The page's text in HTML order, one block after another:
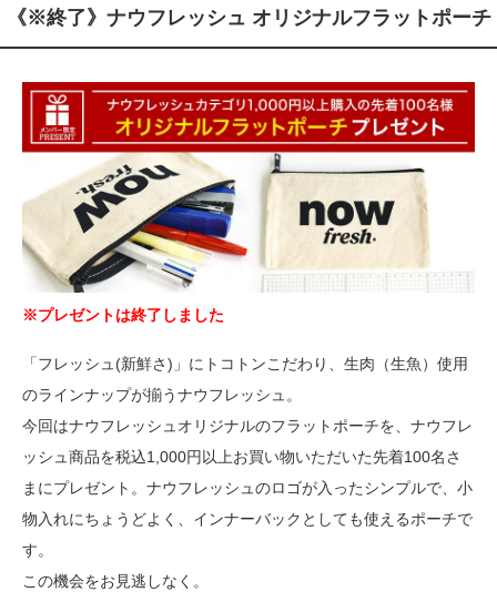
《※終了》ナウフレッシュ オリジナルフラットポーチ
※プレゼントは終了しました
「フレッシュ(新鮮さ)」にトコトンこだわり、生肉（生魚）使用
のラインナップが揃うナウフレッシュ。
今回はナウフレッシュオリジナルのフラットポーチを、ナウフレ
ッシュ商品を税込1,000円以上お買い物いただいた先着100名さ
まにプレゼント。ナウフレッシュのロゴが入ったシンプルで、小
物入れにちょうどよく、インナーバックとしても使えるポーチで
す。
この機会をお見逃しなく。